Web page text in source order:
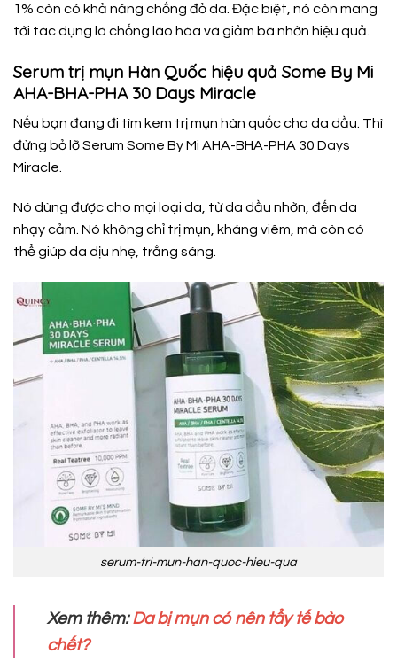
1% còn có khả năng chống đỏ da. Đặc biệt, nó còn mang
tới tác dụng là chống lão hóa và giảm bã nhờn hiệu quả.
Serum trị mụn Hàn Quốc hiệu quả Some By Mi
AHA-BHA-PHA 30 Days Miracle
Nếu bạn đang đi tìm kem trị mụn hàn quốc cho da dầu. Thì
đừng bỏ lỡ Serum Some By Mi AHA-BHA-PHA 30 Days
Miracle.
Nó dùng được cho mọi loại da, từ da dầu nhờn, đến da
nhạy cảm. Nó không chỉ trị mụn, kháng viêm, mà còn có
thể giúp da dịu nhẹ, trắng sáng.
serum-tri-mun-han-quoc-hieu-qua
Xem thêm:Da bị mụn có nên tẩy tế bào
chết?